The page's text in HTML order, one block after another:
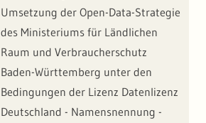
Umsetzung der Open-Data-Strategie
des Ministeriums für Ländlichen
Raum und Verbraucherschutz
Baden-Württemberg unter den
Bedingungen der Lizenz Datenlizenz
Deutschland - Namensnennung -